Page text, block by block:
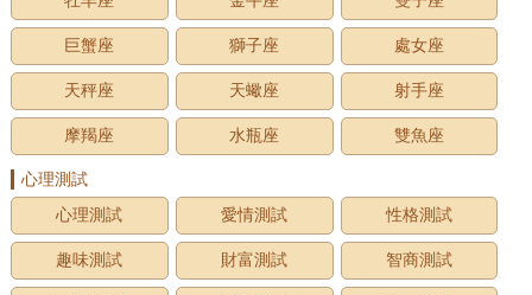
巨蟹座 獅子座 處女座
天秤座 天蠍座 射手座
摩羯座 水瓶座 雙魚座
心理測試
心理測試
愛情測試 性格測試
趣味測試 財富測試 智商測試